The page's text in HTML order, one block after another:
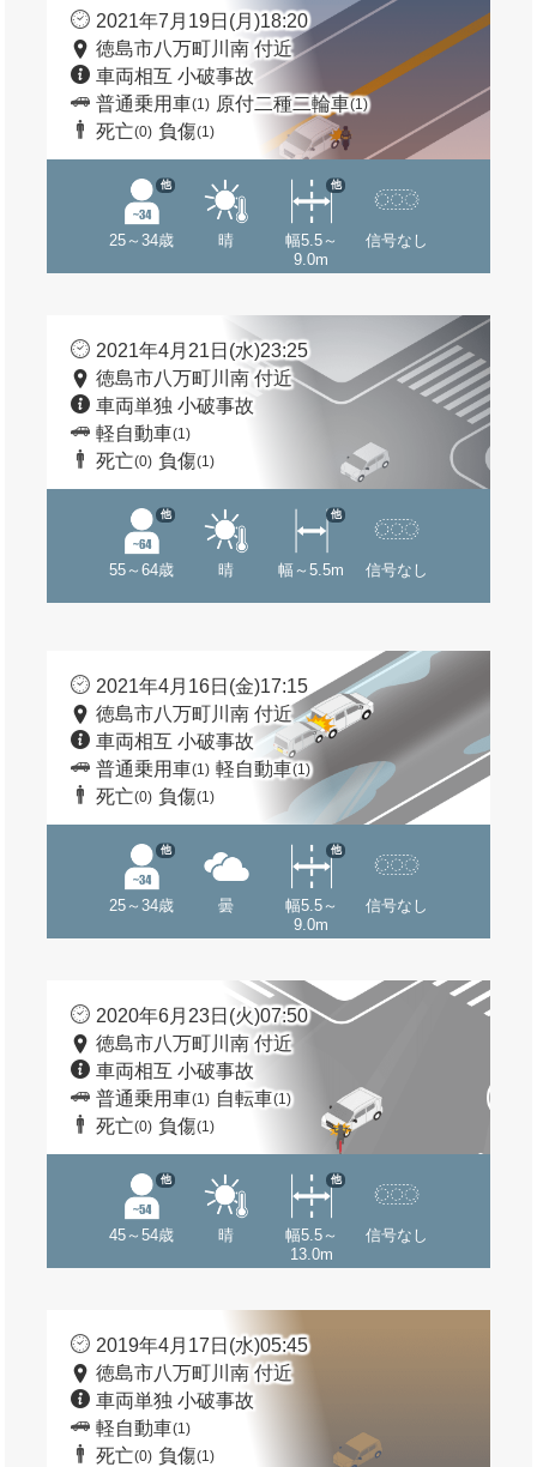
2021年7月19日(月)18:20
徳島市八万町川南 付近
車両相互 小破事故
普通乗用車(1) 原付二種二輪車(1)
死亡(0) 負傷(1)
25～34歳
他
晴
幅5.5～
9.0m
他
信号なし
2021年4月21日(水)23:25
徳島市八万町川南 付近
車両単独 小破事故
軽自動車(1)
死亡(0) 負傷(1)
55～64歳
他
晴 幅～5.5m
他
信号なし
2021年4月16日(金)17:15
徳島市八万町川南 付近
車両相互 小破事故
普通乗用車(1) 軽自動車(1)
死亡(0) 負傷(1)
25～34歳
他
曇
幅5.5～
9.0m
他
信号なし
2020年6月23日(火)07:50
徳島市八万町川南 付近
車両相互 小破事故
普通乗用車(1) 自転車(1)
死亡(0) 負傷(1)
45～54歳
他
晴
幅5.5～
13.0m
他
信号なし
2019年4月17日(水)05:45
徳島市八万町川南 付近
車両単独 小破事故
軽自動車(1)
死亡(0) 負傷(1)